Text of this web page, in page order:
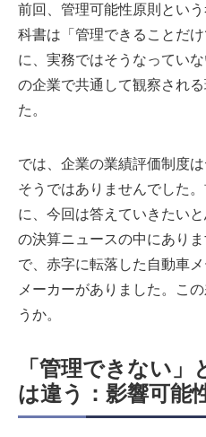
前回、管理可能性原則とい
科書は「管理できることだ
に、実務ではそうなってい
の企業で共通して観察され
た。
では、企業の業績評価制度
そうではありませんでした
に、今回は答えていきたい
の決算ニュースの中にあり
で、赤字に転落した自動車
メーカーがありました。こ
うか。
「管理できない」
は違う：影響可能